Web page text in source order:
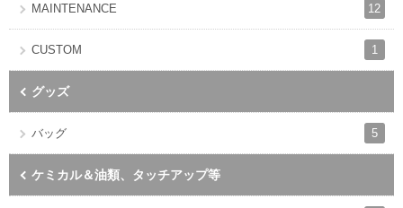
MAINTENANCE 12
CUSTOM 1
グッズ
バッグ 5
ケミカル＆油類、タッチアップ等